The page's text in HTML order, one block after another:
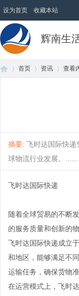
设为首页 收藏本站
辉南生
首页 资讯 查看
摘要: 飞时达国际快
球物流行业发展。......
飞时达国际快递
随着全球贸易的不断
的服务质量和创新的
飞时达国际快递成立
和地区，能够满足不
运输任务，确保货物准
在运营模式上，飞时